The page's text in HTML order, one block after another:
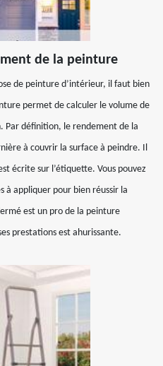
de la peinture
de peinture d’intérieur, il faut bien
permet de calculer le volume de
Par définition, le rendement de la
à couvrir la surface à peindre. Il
écrite sur l’étiquette. Vous pouvez
à appliquer pour bien réussir la
est un pro de la peinture
prestations est ahurissante.